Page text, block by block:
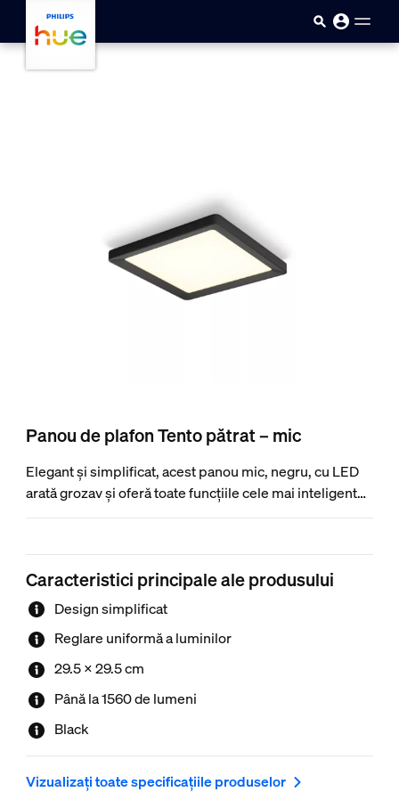
Sari la conținutul principal
Panou de plafon Tento pătrat – mic
Elegant și simplificat, acest panou mic, negru, cu LED
arată grozav și oferă toate funcțiile cele mai inteligente.
Perfect pentru dulapuri, garaje, holuri și multe altele.
Caracteristici principale ale produsului
Design simplificat
Reglare uniformă a luminilor
29.5 x 29.5 cm
Până la 1560 de lumeni
Black
Vizualizați toate specificațiile produselor